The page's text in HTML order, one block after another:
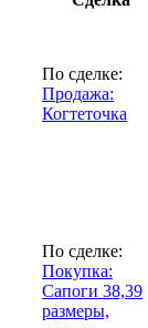
По сделке:
Продажа:
Когтеточка
По сделке:
Покупка:
Сапоги 38,39
размеры,